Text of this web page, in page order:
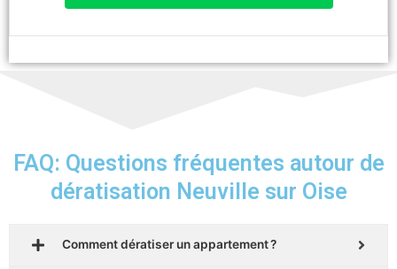
FAQ: Questions fréquentes autour de
dératisation Neuville sur Oise
Comment dératiser un appartement ?